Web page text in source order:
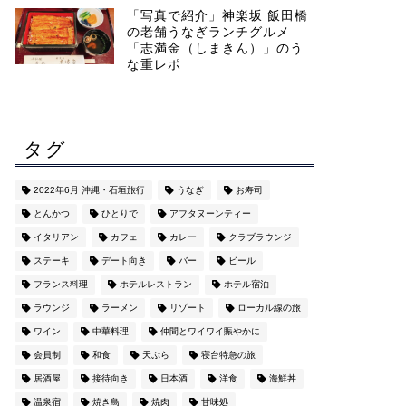
「写真で紹介」神楽坂 飯田橋
の老舗うなぎランチグルメ
「志満金（しまきん）」のう
な重レポ
タグ
2022年6月 沖縄・石垣旅行 うなぎ お寿司
とんかつ ひとりで アフタヌーンティー
イタリアン カフェ カレー クラブラウンジ
ステーキ デート向き バー ビール
フランス料理 ホテルレストラン ホテル宿泊
ラウンジ ラーメン リゾート ローカル線の旅
ワイン 中華料理 仲間とワイワイ賑やかに
会員制 和食 天ぷら 寝台特急の旅
居酒屋 接待向き 日本酒 洋食 海鮮丼
温泉宿 焼き鳥 焼肉 甘味処